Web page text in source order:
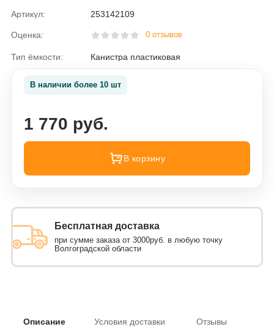
Артикул: 253142109
Оценка: 0 отзывов
Тип ёмкости: Канистра пластиковая
В наличии более 10 шт
1 770 руб.
В корзину
Бесплатная доставка
при сумме заказа от 3000руб. в любую точку
Волгоградской области
Описание Условия доставки Отзывы